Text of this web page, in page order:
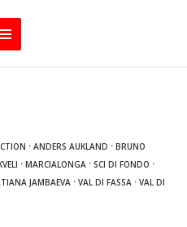
·ANDERS AUKLAND ·BRUNO
·MARCIALONGA ·SCI DI FONDO ·
JAMBAEVA ·VAL DI FASSA ·VAL DI